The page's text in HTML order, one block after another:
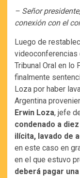
– Señor
conexión con el
Luego de
videoconferencias
Tribunal Oral en lo
finalmente
Loza por haber
Argentina
Erwin Loza, jefe
condenado a
ilícita, lavado de
en este caso en
en el que estuvo
deberá pagar